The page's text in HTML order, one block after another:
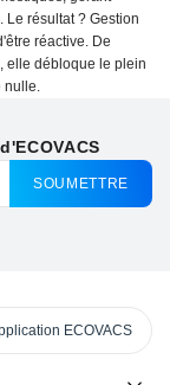
Le résultat ? Gestion
réactive. De
elle débloque le plein
nulle.
SOUMETTRE
ECOVACS